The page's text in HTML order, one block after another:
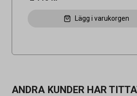
Lägg i varukorgen
ANDRA KUNDER HAR